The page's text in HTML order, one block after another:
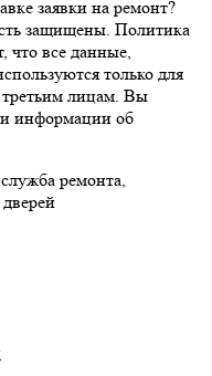
заявки на ремонт?
защищены. Политика
что все данные,
только для
третьим лицам. Вы
информации об
ремонта,